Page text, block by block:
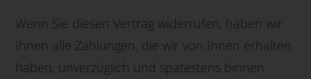
Wenn Sie diesen Vertrag widerrufen, haben wir
Ihnen alle Zahlungen, die wir von Ihnen erhalten
haben, unverzüglich und spätestens binnen